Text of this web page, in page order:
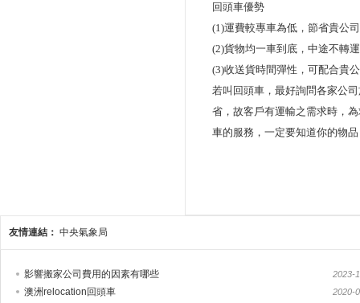
回頭車優勢
(1)運費較專車為低 ， 節省貴公
(2)貨物均一車到底 ， 中途不轉運
(3)收送貨時間彈性 ， 可配合貴
若叫回頭車，最好詢問各家公
省，故客戶有運輸之需求時，
車的服務，一定要知道你的物品
友情連結： 中央氣象局
2023-
影響搬家公司費用的因素有哪些
2020-
澳洲relocation回頭車